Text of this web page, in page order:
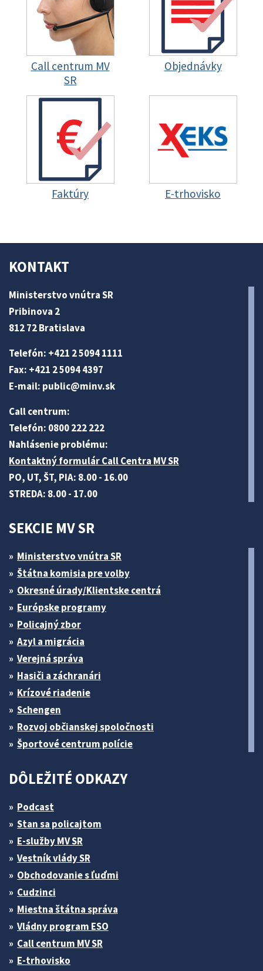
Call centrum MV
SR
Objednávky
Faktúry E-trhovisko
KONTAKT
Ministerstvo vnútra SR
Pribinova 2
812 72 Bratislava
Telefón: +421 2 5094 1111
Fax: +421 2 5094 4397
E-mail: public@minv.sk
Call centrum:
Telefón: 0800 222 222
Nahlásenie problému:
Kontaktný formulár Call Centra MV SR
PO, UT, ŠT, PIA: 8.00 - 16.00
STREDA: 8.00 - 17.00
SEKCIE MV SR
Ministerstvo vnútra SR
Štátna komisia pre volby
Okresné úrady/Klientske centrá
Európske programy
Policajný zbor
Azyl a migrácia
Verejná správa
Hasiči a záchranári
Krízové riadenie
Schengen
Rozvoj občianskej spoločnosti
Športové centrum polície
DÔLEŽITÉ ODKAZY
Podcast
Stan sa policajtom
E-služby MV SR
Vestník vlády SR
Obchodovanie s ľuďmi
Cudzinci
Miestna štátna správa
Vládny program ESO
Call centrum MV SR
E-trhovisko